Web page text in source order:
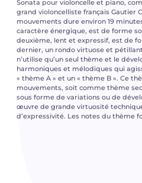
Sonata pour violoncelle et piano,
grand violoncelliste français Gautier
mouvements dure environ 19
caractère énergique, est de forme
deuxième, lent et expressif, est de
dernier, un rondo virtuose et
n’utilise qu’un seul thème et le
harmoniques et mélodiques qui
« thème A » et un « thème B ». Ce
mouvements, soit comme thème
sous forme de variations ou de
œuvre de grande virtuosité
d’expressivité. Les notes du thème